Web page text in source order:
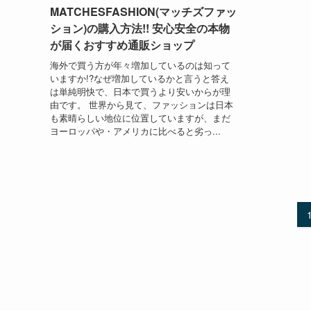
MATCHESFASHION(マッチズファッ
ション)の購入方法!! 安心安全の本物
が届くおすすめ通販ショップ
海外で買う方が年々増加しているのは知って
いますか!?なぜ増加しているかと言うと答え
は単純明快で、日本で買うより安いからが理
由です。 世界から見て、ファッションは日本
も素晴らしい地位に位置していますが、まだ
ヨーロッパや・アメリカに比べると劣っ...
1